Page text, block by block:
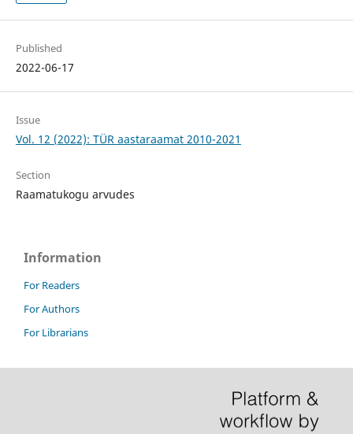
Published
2022-06-17
Issue
Vol. 12 (2022): TÜR aastaraamat 2010-2021
Section
Raamatukogu arvudes
Information
For Readers
For Authors
For Librarians